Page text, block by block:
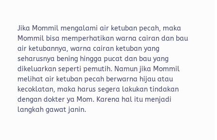
Jika Mommil mengalami air ketuban pecah, maka
Mommil bisa memperhatikan warna cairan dan bau
air ketubannya, warna cairan ketuban yang
seharusnya bening hingga pucat dan bau yang
dikeluarkan seperti pemutih. Namun jika Mommil
melihat air ketuban pecah berwarna hijau atau
kecoklatan, maka harus segera lakukan tindakan
dengan dokter ya Mom. Karena hal itu menjadi
langkah gawat janin.